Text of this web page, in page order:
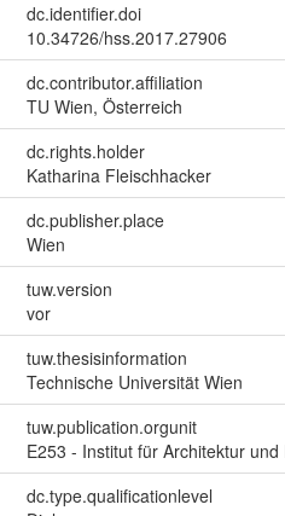
dc.identifier.doi
10.34726/hss.2017.27906
dc.contributor.affiliation
TU Wien, Österreich
dc.rights.holder
Katharina Fleischhacker
dc.publisher.place
Wien
tuw.version
vor
tuw.thesisinformation
Technische Universität Wien
tuw.publication.orgunit
E253 - Institut für Architektur und
dc.type.qualificationlevel